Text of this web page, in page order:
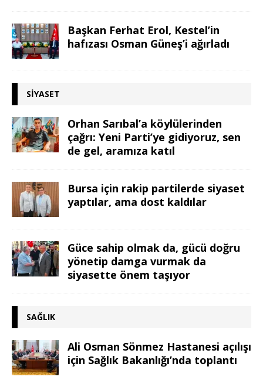
Başkan Ferhat Erol, Kestel’in
hafızası Osman Güneş’i ağırladı
SIYASET
Orhan Sarıbal’a köylülerinden
çağrı: Yeni Parti’ye gidiyoruz, sen
de gel, aramıza katıl
Bursa için rakip partilerde siyaset
yaptılar, ama dost kaldılar
Güce sahip olmak da, gücü doğru
yönetip damga vurmak da
siyasette önem taşıyor
SAĞLIK
Ali Osman Sönmez Hastanesi açılışı
için Sağlık Bakanlığı’nda toplantı